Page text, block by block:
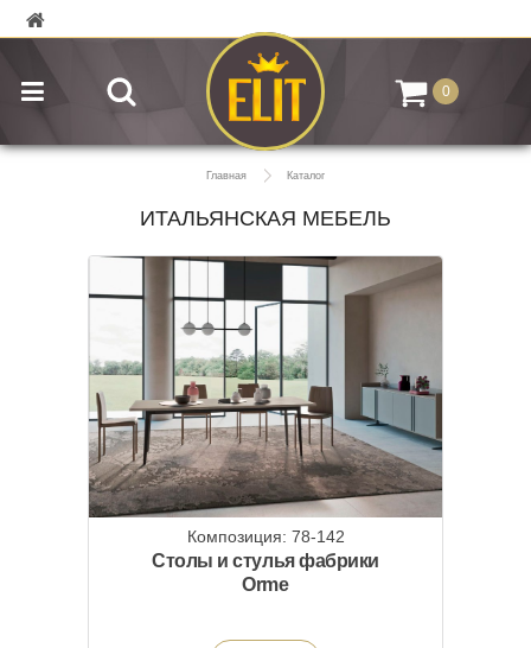
0
Главная Каталог
ИТАЛЬЯНСКАЯ МЕБЕЛЬ
Композиция: 78-142
Столы и стулья фабрики
Orme